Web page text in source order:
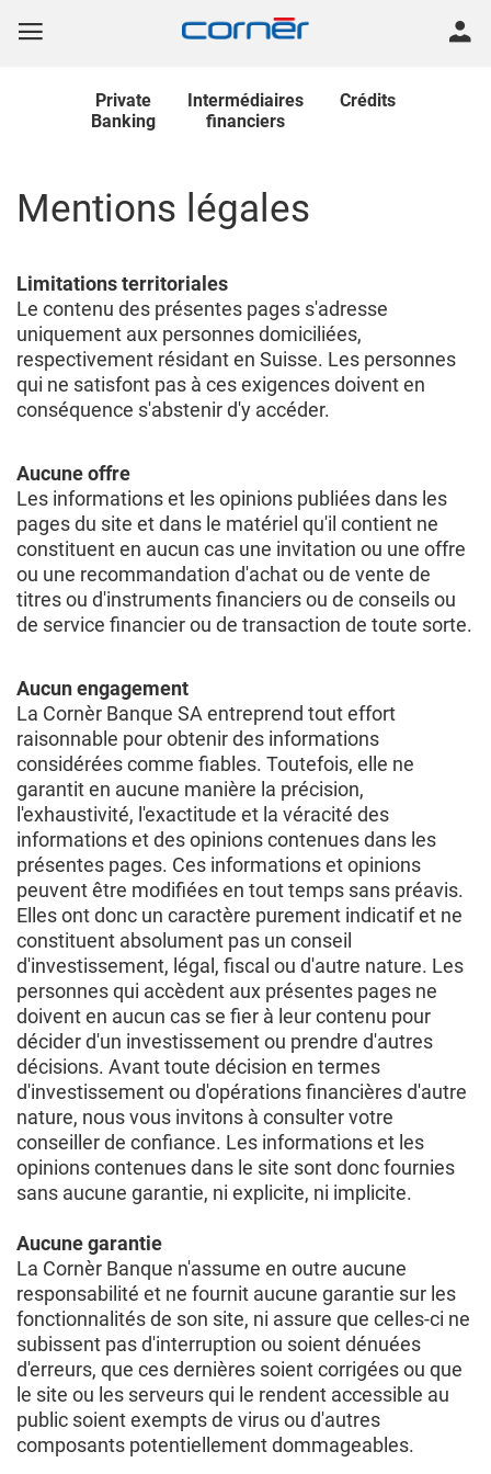
Private
Banking
Intermédiaires
financiers
Crédits
Mentions légales
Limitations territoriales
Le contenu des présentes pages s'adresse
uniquement aux personnes domiciliées,
respectivement résidant en Suisse. Les personnes
qui ne satisfont pas à ces exigences doivent en
conséquence s'abstenir d'y accéder.
Aucune offre
Les informations et les opinions publiées dans les
pages du site et dans le matériel qu'il contient ne
constituent en aucun cas une invitation ou une offre
ou une recommandation d'achat ou de vente de
titres ou d'instruments financiers ou de conseils ou
de service financier ou de transaction de toute sorte.
Aucun engagement
La Cornèr Banque SA entreprend tout effort
raisonnable pour obtenir des informations
considérées comme fiables. Toutefois, elle ne
garantit en aucune manière la précision,
l'exhaustivité, l'exactitude et la véracité des
informations et des opinions contenues dans les
présentes pages. Ces informations et opinions
peuvent être modifiées en tout temps sans préavis.
Elles ont donc un caractère purement indicatif et ne
constituent absolument pas un conseil
d'investissement, légal, fiscal ou d'autre nature. Les
personnes qui accèdent aux présentes pages ne
doivent en aucun cas se fier à leur contenu pour
décider d'un investissement ou prendre d'autres
décisions. Avant toute décision en termes
d'investissement ou d'opérations financières d'autre
nature, nous vous invitons à consulter votre
conseiller de confiance. Les informations et les
opinions contenues dans le site sont donc fournies
sans aucune garantie, ni explicite, ni implicite.
Aucune garantie
La Cornèr Banque n'assume en outre aucune
responsabilité et ne fournit aucune garantie sur les
fonctionnalités de son site, ni assure que celles-ci ne
subissent pas d'interruption ou soient dénuées
d'erreurs, que ces dernières soient corrigées ou que
le site ou les serveurs qui le rendent accessible au
public soient exempts de virus ou d'autres
composants potentiellement dommageables.